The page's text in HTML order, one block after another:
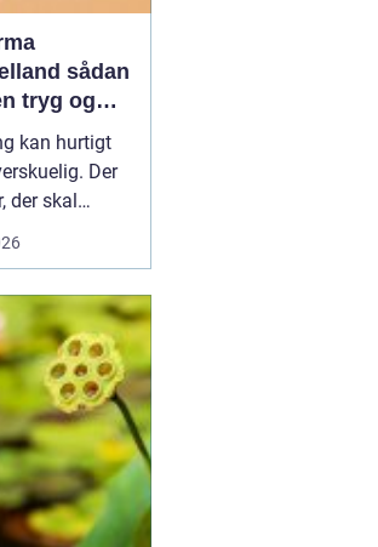
sådan
tryg og
kan hurtigt
Der
der skal
der skal
ofte en stram
at bruge et
flyttefirma,
sig af det